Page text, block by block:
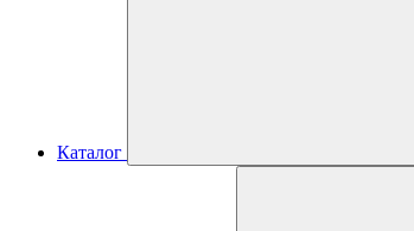
Каталог